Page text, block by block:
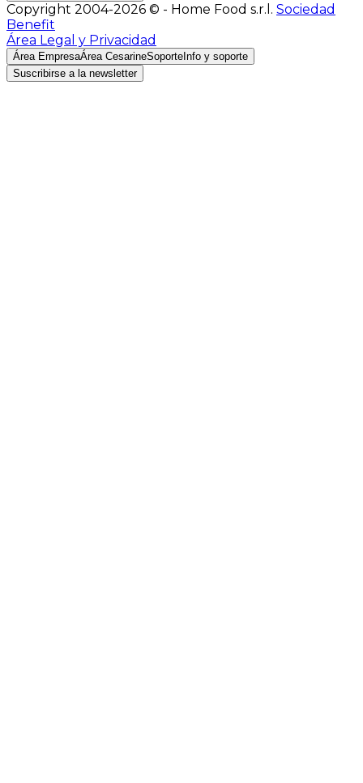
Copyright 2004-2026 © - Home Food s.r.l. Sociedad
Benefit
Área Legal y Privacidad
Área EmpresaÁrea CesarineSoporte Info y soporte
Suscribirse a la newsletter